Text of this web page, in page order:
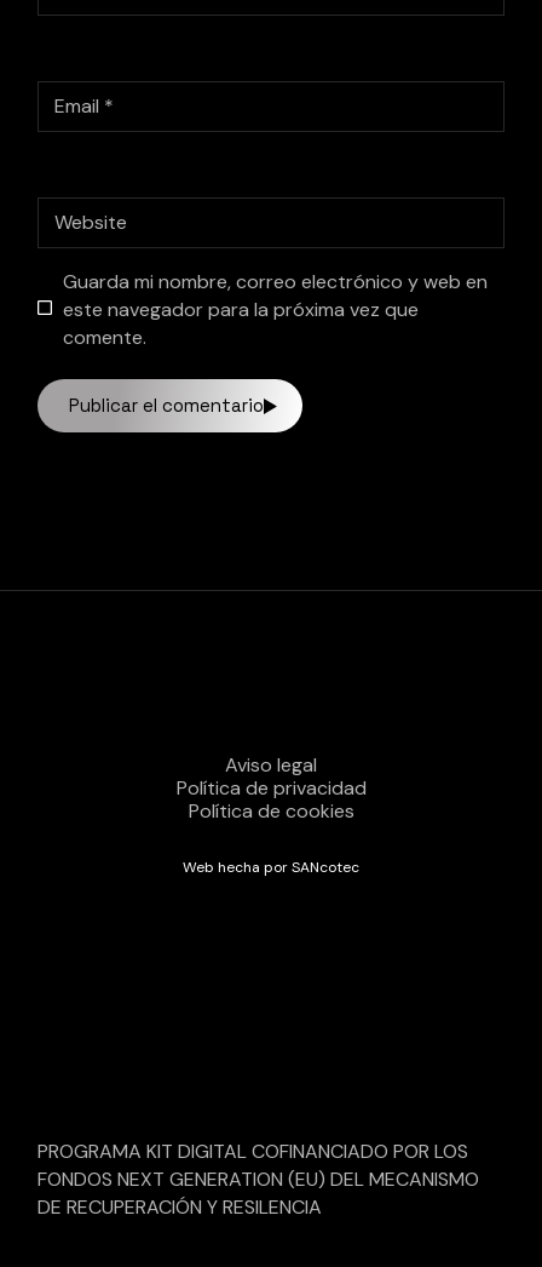
Guarda mi nombre, correo electrónico y web en
este navegador para la próxima vez que
comente.
Publicar el comentario
Aviso legal
Política de privacidad
Política de cookies
Web hecha por SANcotec
PROGRAMA KIT DIGITAL COFINANCIADO POR LOS
FONDOS NEXT GENERATION (EU) DEL MECANISMO
DE RECUPERACIÓN Y RESILENCIA